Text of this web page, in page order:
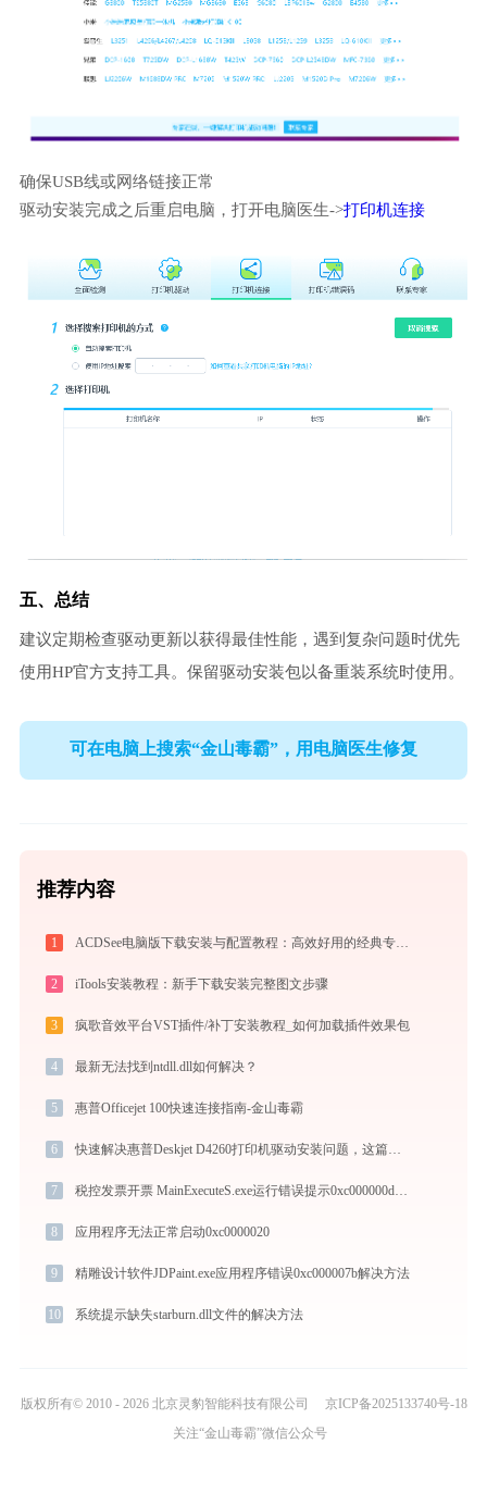
确保USB线或网络链接正常
驱动安装完成之后重启电脑，打开电脑医生->打印机连接
五、总结
建议定期检查驱动更新以获得最佳性能，遇到复杂问题时优先
使用HP官方支持工具。保留驱动安装包以备重装系统时使用。
可在电脑上搜索“金山毒霸”，用电脑医生修复
推荐内容
1 ACDSee电脑版下载安装与配置教程：高效好用的经典专业看图与图像管理工具
2 iTools安装教程：新手下载安装完整图文步骤
3 疯歌音效平台VST插件/补丁安装教程_如何加载插件效果包
4 最新无法找到ntdll.dll如何解决？
5 惠普Officejet 100快速连接指南-金山毒霸
6 快速解决惠普Deskjet D4260打印机驱动安装问题，这篇文章告诉你方法
7 税控发票开票 MainExecuteS.exe运行错误提示0xc000000d的解决办法
8 应用程序无法正常启动0xc0000020
9 精雕设计软件JDPaint.exe应用程序错误0xc000007b解决方法
10 系统提示缺失starburn.dll文件的解决方法
版权所有© 2010 - 2026 北京灵豹智能科技有限公司
京ICP备2025133740号-18
关注“金山毒霸”微信公众号